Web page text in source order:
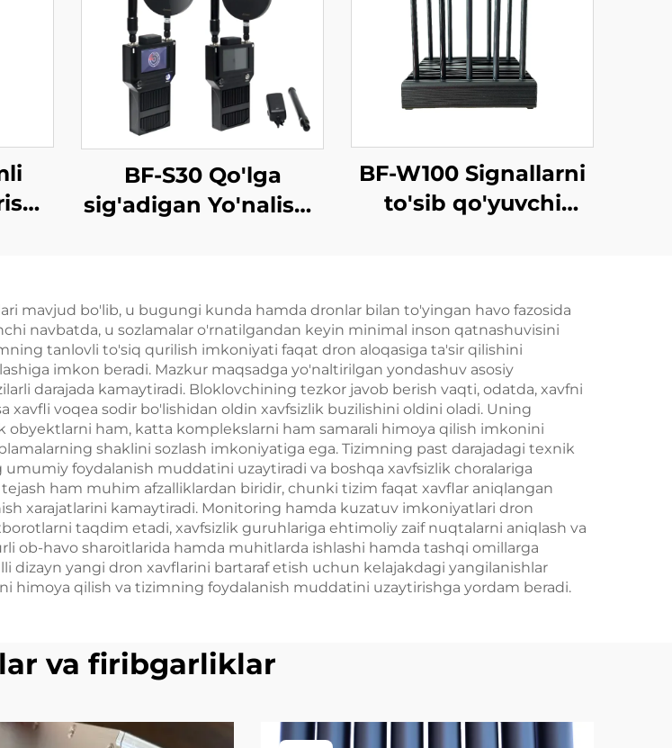
BF-S30 Qo'lga
sig'adigan Yo'nalishli
BF-W100 Signallarni
to'sib qo'yuvchi
mavjud bo'lib, u bugungi kunda hamda dronlar bilan to'yingan havo fazosida
navbatda, u sozlamalar o'rnatilgandan keyin minimal inson qatnashuvisini
tanlovli to'siq qurilish imkoniyati faqat dron aloqasiga ta'sir qilishini
imkon beradi. Mazkur maqsadga yo'naltirilgan yondashuv asosiy
darajada kamaytiradi. Bloklovchining tezkor javob berish vaqti, odatda, xavfni
voqea sodir bo'lishidan oldin xavfsizlik buzilishini oldini oladi. Uning
ham, katta komplekslarni ham samarali himoya qilish imkonini
shaklini sozlash imkoniyatiga ega. Tizimning past darajadagi texnik
foydalanish muddatini uzaytiradi va boshqa xavfsizlik choralariga
ham muhim afzalliklardan biridir, chunki tizim faqat xavflar aniqlangan
xarajatlarini kamaytiradi. Monitoring hamda kuzatuv imkoniyatlari dron
taqdim etadi, xavfsizlik guruhlariga ehtimoliy zaif nuqtalarni aniqlash va
ob-havo sharoitlarida hamda muhitlarda ishlashi hamda tashqi omillarga
yangi dron xavflarini bartaraf etish uchun kelajakdagi yangilanishlar
himoya qilish va tizimning foydalanish muddatini uzaytirishga yordam beradi.
va firibgarliklar